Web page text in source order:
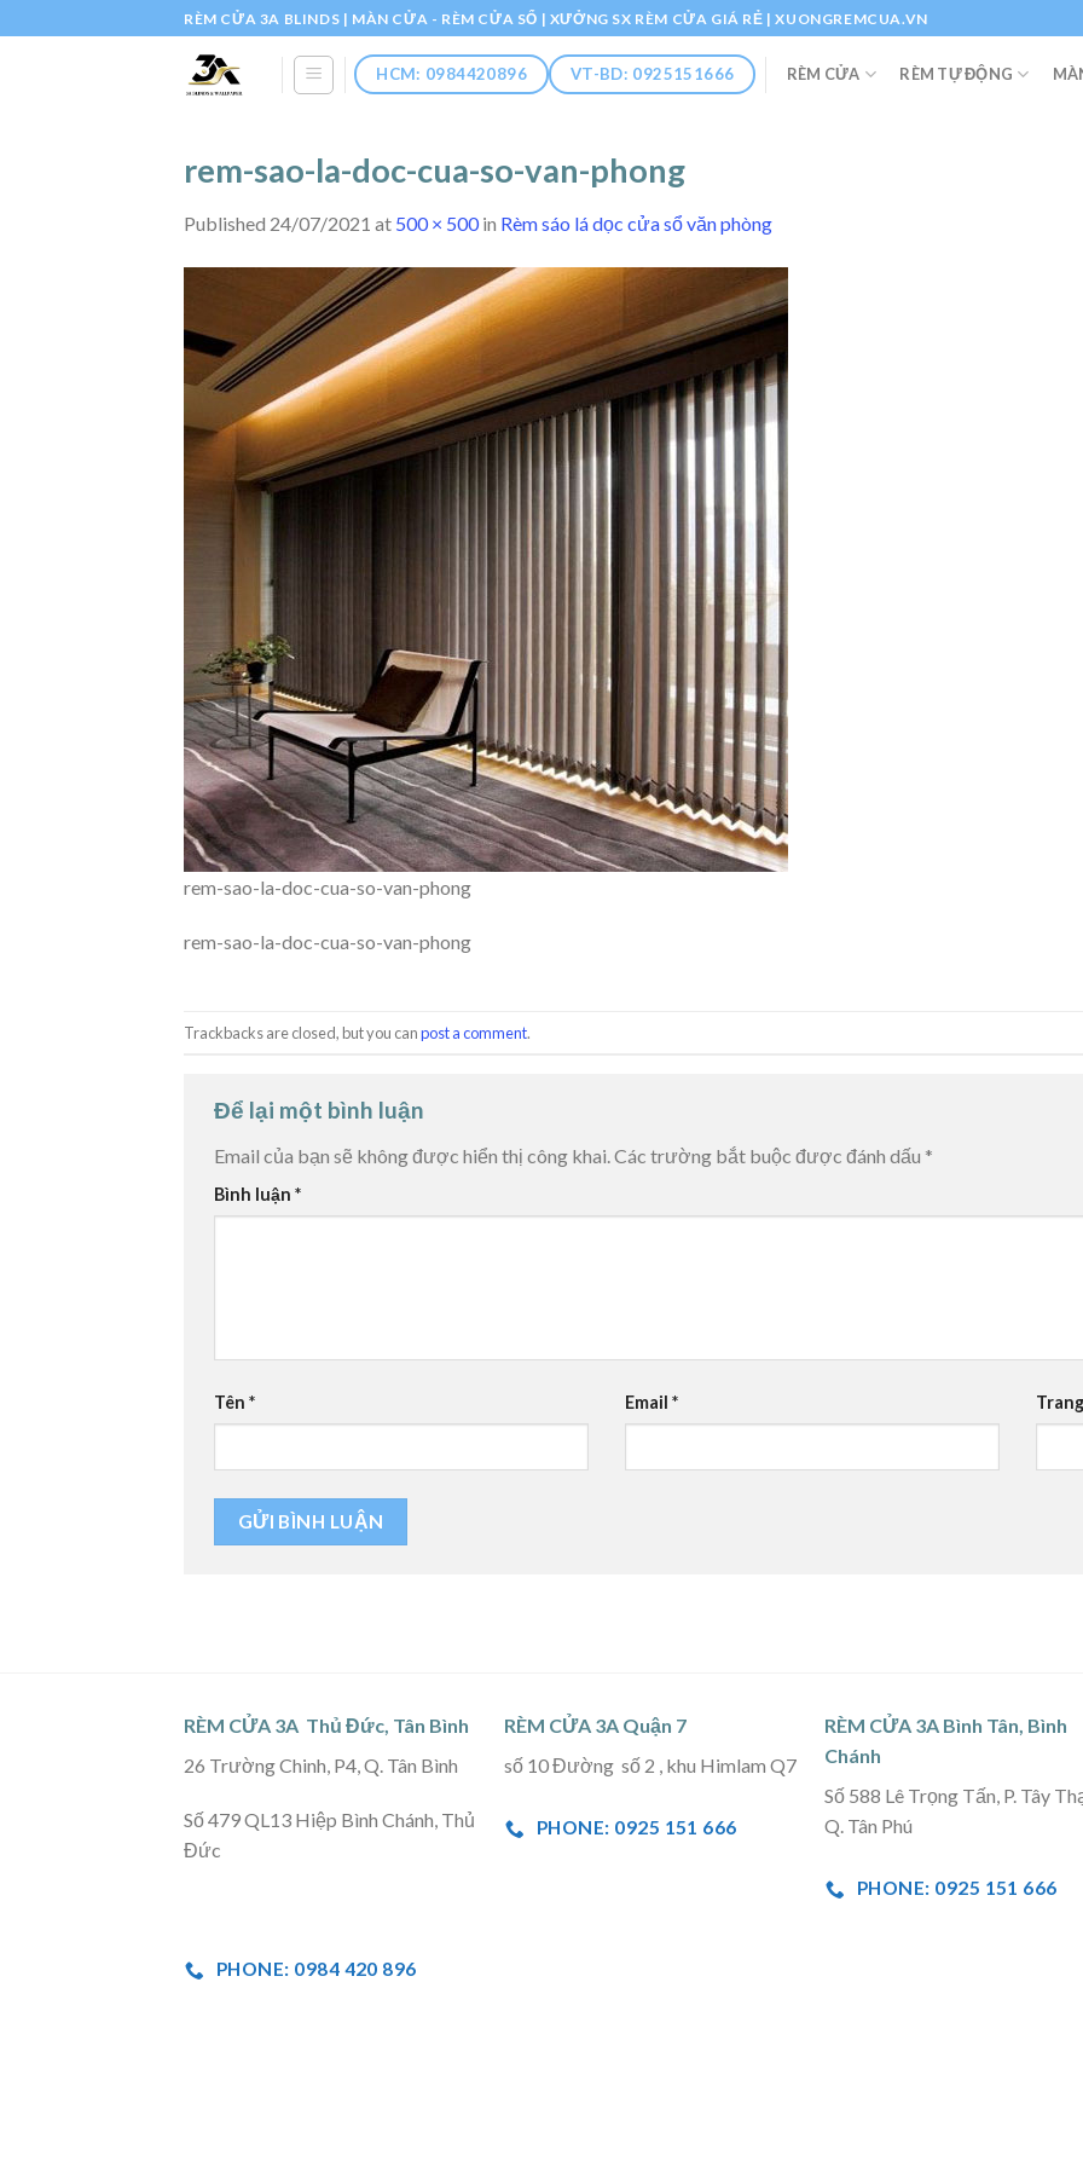
to
RÈM CỬA 3A BLINDS | MÀN CỬA - RÈM CỬA SỔ | XƯỞNG SX RÈM CỬA GIÁ RẺ | XUONGREMCUA.VN
HCM: 0984420896 VT-BD: 0925151666 RÈM CỬA RÈM TỰ ĐỘNG
rem-sao-la-doc-cua-so-van-phong
Published 24/07/2021 at 500 × 500in Rèm sáo lá dọc cửa sổ văn phòng
rem-sao-la-doc-cua-so-van-phong
rem-sao-la-doc-cua-so-van-phong
Trackbacks are closed, but you canpost a comment.
Để lại một bình luận
Email của bạn sẽ không được hiển thị công khai.Các trường bắt buộc được đánh dấu *
Bình luận *
Tên * Email *
RÈM CỬA 3A Thủ Đức, Tân Bình
26 Trường Chinh, P4, Q. Tân Bình
Số 479 QL13 Hiệp Bình Chánh, Thủ
Đức
PHONE: 0984 420 896
RÈM CỬA 3A Quận 7
số 10 Đường số 2 , khu Himlam Q7
PHONE: 0925 151 666
RÈM CỬA 3A Bình Tân, Bình
Chánh
Số 588 Lê Trọng Tấn, P. Tây
Q. Tân Phú
PHONE: 0925 151 666